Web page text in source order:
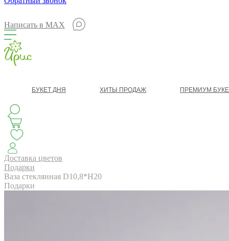
Написать в MAX
БУКЕТ ДНЯ ХИТЫ ПРОДАЖ ПРЕМИУМ
АВТОРСКИЕ БУКЕТЫ
Доставка цветов
Подарки
Ваза стеклянная D10,8*H20
Подарки